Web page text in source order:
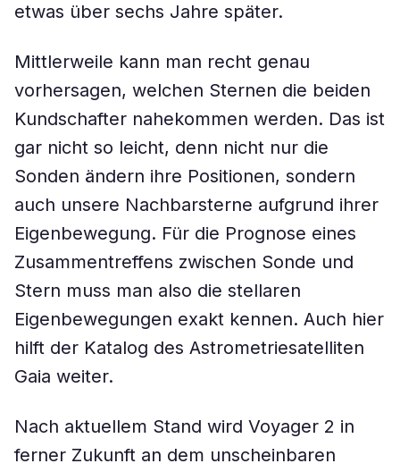
etwas über sechs Jahre später.
Mittlerweile kann man recht genau
vorhersagen, welchen Sternen die beiden
Kundschafter nahekommen werden. Das ist
gar nicht so leicht, denn nicht nur die
Sonden ändern ihre Positionen, sondern
auch unsere Nachbarsterne aufgrund ihrer
Eigenbewegung. Für die Prognose eines
Zusammentreffens zwischen Sonde und
Stern muss man also die stellaren
Eigenbewegungen exakt kennen. Auch hier
hilft der Katalog des Astrometriesatelliten
Gaia weiter.
Nach aktuellem Stand wird Voyager 2 in
ferner Zukunft an dem unscheinbaren